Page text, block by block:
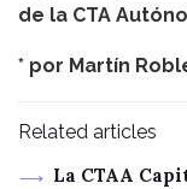
de la CTA
* por Martín
Related articles
La CTAA